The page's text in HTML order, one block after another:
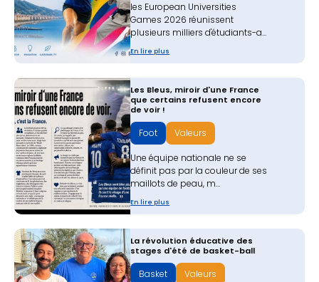
les European Universities
Games 2026 réunissent
plusieurs milliers d'étudiants-a...
En lire plus
Les Bleus, miroir d'une France
que certains refusent encore
de voir !
Foot Valeurs
Une équipe nationale ne se
définit pas par la couleur de ses
maillots de peau, m...
En lire plus
La révolution éducative des
stages d'été de basket-ball
Basket Valeurs